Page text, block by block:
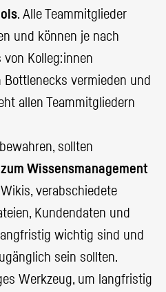
. Alle Teammitglieder
und können je nach
von Kolleg:innen
Bottlenecks vermieden und
allen Teammitgliedern
sollten
Wissensmanagement
verabschiedete
Kundendaten und
wichtig sind und
sein sollten.
Werkzeug, um langfristig